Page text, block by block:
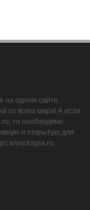
на одном сайте.
со всего мира! А если
то необходимо
и открытую для
www.trapla.ru.